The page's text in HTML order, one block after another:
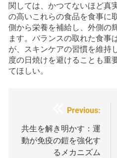
関しては、かつてないほど真
の高いこれらの食品を食事に
側から栄養を補給し、外側の
ます。バランスの取れた食事
が、スキンケアの習慣を維持
度の日焼けを避けることも重
てほしい。
稿
ナ
Previous:
共生を解き明かす：運
動が免疫の鎧を強化す
るメカニズム